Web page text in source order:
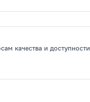
качества и доступности